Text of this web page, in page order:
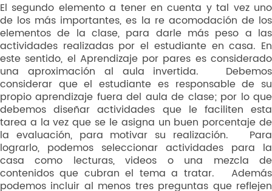
El segundo elemento a tener en cuenta y tal vez uno
de los más importantes, es la re acomodación de los
elementos de la clase, para darle más peso a las
actividades realizadas por el estudiante en casa. En
este sentido, el Aprendizaje por pares es considerado
una aproximación al aula invertida. Debemos
considerar que el estudiante es responsable de su
propio aprendizaje fuera del aula de clase; por lo que
debemos diseñar actividades que le faciliten esta
tarea a la vez que se le asigna un buen porcentaje de
la evaluación, para motivar su realización. Para
lograrlo, podemos seleccionar actividades para la
casa como lecturas, videos o una mezcla de
contenidos que cubran el tema a tratar. Además
podemos incluir al menos tres preguntas que reflejen